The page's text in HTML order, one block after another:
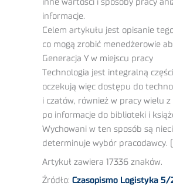
inne wartości i sposoby pracy
informacje.
Celem artykułu jest opisanie
co mogą zrobić menedżerowie
Generacja Y w miejscu pracy
Technologia jest integralną
oczekują więc dostępu do
i czatów, również w pracy wielu
po informacje do biblioteki i
Wychowani w ten sposób są
determinuje wybór pracodawcy.
Artykuł zawiera 17336 znaków.
Źródło: Czasopismo Logistyka 5/